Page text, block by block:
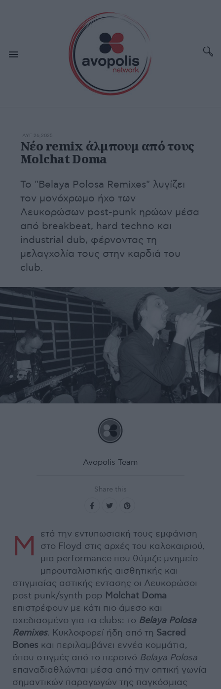
ΑΥΓ 26,2025
Νέο remix άλμπουμ από τους
Molchat Doma
Το "Belaya Polosa Remixes" λυγίζει
τον μονόχρωμο ήχο των
Λευκορώσων post-punk ηρώων μέσα
από breakbeat, hard techno και
industrial dub, φέρνοντας τη
μελαγχολία τους στην καρδιά του
club.
Avopolis Team
Share this
Μ
ετά την εντυπωσιακή τους εμφάνιση
στο Floyd στις αρχές του καλοκαιριού,
μια performance που θύμιζε μνημείο
μπρουταλιστικής αισθητικής και
στιγμιαίας αστικής εντασης οι Λευκορώσοι
post punk/synth pop Molchat Doma
επιστρέφουν με κάτι πιο άμεσο και
σχεδιασμένο για τα clubs: το Belaya Polosa
Remixes. Κυκλοφορεί ήδη από τη Sacred
Bones και περιλαμβάνει εννέα κομμάτια,
όπου στιγμές από το περσινό Belaya Polosa
επαναδιαθλώνται μέσα από την οπτική γωνία
σημαντικών παραγωγών της παγκόσμιας